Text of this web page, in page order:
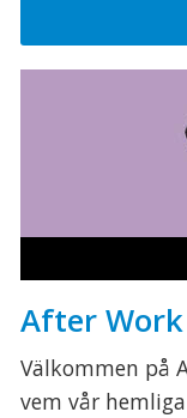
After
Välkommen på
vem vår